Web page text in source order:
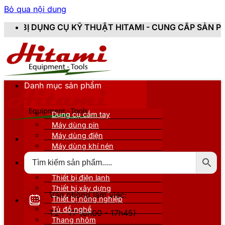
Bỏ qua nội dung
THUẬT HITAMI - CUNG CẤP SẢN PHẨM CHÍNH
Văn phòng làm việc:
T2 - T7 (8h00 - 17h45)
Danh mục sản phẩm
Dụng cụ cầm tay
Máy dùng pin
Máy dùng điện
Máy dùng khí nén
Thiết bị nâng đỡ
Thiết bị điện lạnh
Thiết bị xây dựng
Thiết bị nông nghiệp
Tủ đồ nghề
Thang nhôm